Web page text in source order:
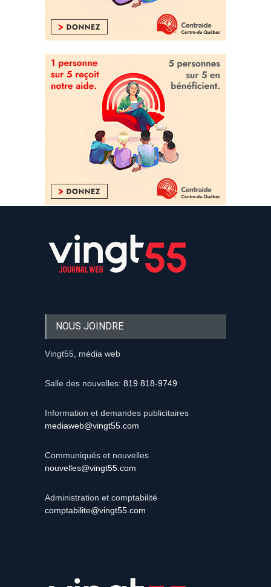
confirmés pour dynamiser le
quartier Les Découvertes à
Drummondville
NOUS JOINDRE
Vingt55, média web
Salle des nouvelles: 819 818-9749
Information et demandes publicitaires
mediaweb@vingt55.com
Communiqués et nouvelles
nouvelles@vingt55.com
Administration et comptabilité
comptabilite@vingt55.com